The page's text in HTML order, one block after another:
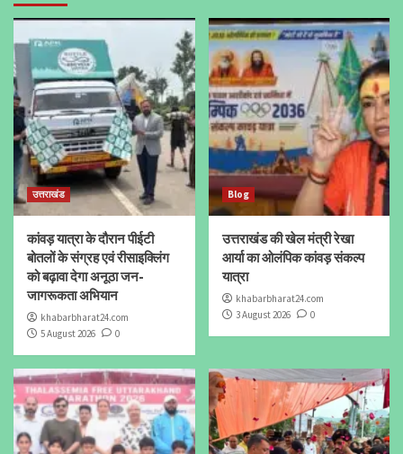
उत्तराखंड
कांवड़ यात्रा के दौरान पीईटी
बोतलों के संग्रह एवं रीसाइक्लिंग
को बढ़ावा देगा अनूठा जन-
जागरूकता अभियान
khabarbharat24.com
5 August 2026
0
Blog
उत्तराखंड की खेल मंत्री रेखा
आर्या का ओलंपिक कांवड़ संकल्प
यात्रा
khabarbharat24.com
3 August 2026
0